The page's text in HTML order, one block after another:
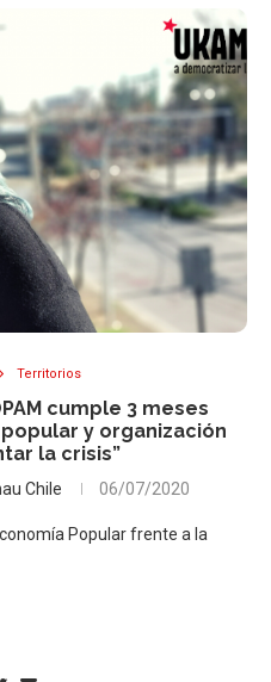
Territorios
cumple 3 meses
y organización
la crisis”
Chile 06/07/2020
Popular frente a la